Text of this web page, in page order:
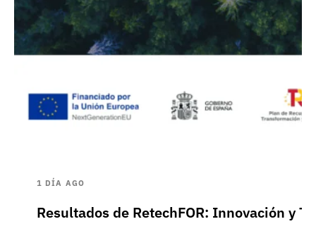
1 DÍA AGO
Resultados de RetechFOR: Innovación y